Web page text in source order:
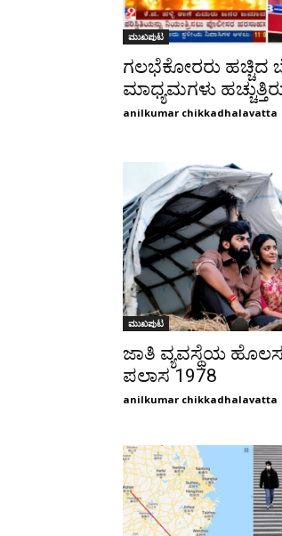
ಮುಖಪುಟ
ಗಲಭೆಕೋರರು ಹಚ್ಚಿದ
ಮಾಧ್ಯಮಗಳು
anilkumar chikkadhalavatta
ಮುಖಪುಟ
ಜಾತಿ ವ್ಯವಸ್ಥೆಯ
ಪಲಾಸ 1978
anilkumar chikkadhalavatta